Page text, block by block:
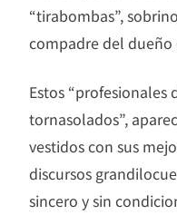
“tirabombas”,
compadre del
Estos “profesionales
tornasolados”,
vestidos con sus
discursos
sincero y sin